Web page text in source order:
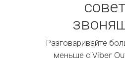
Разговаривайте
меньше с Viber